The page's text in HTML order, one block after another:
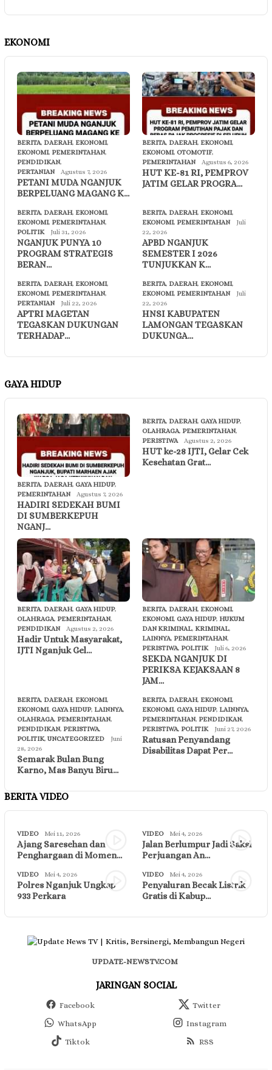
EKONOMI
BERITA, DAERAH, EKONOMI,
EKONOMI, PEMERINTAHAN,
PENDIDIKAN,
PERTANIAN
Agustus 7, 2026
PETANI MUDA NGANJUK
BERPELUANG MAGANG K…
BERITA, DAERAH, EKONOMI,
EKONOMI, OTOMOTIF,
PEMERINTAHAN
Agustus 6, 2026
HUT KE-81 RI, PEMPROV
JATIM GELAR PROGRA…
BERITA, DAERAH, EKONOMI,
EKONOMI, PEMERINTAHAN,
POLITIK
Juli 31, 2026
NGANJUK PUNYA 10
PROGRAM STRATEGIS
BERAN…
BERITA, DAERAH, EKONOMI,
EKONOMI, PEMERINTAHAN
Juli
22, 2026
APBD NGANJUK
SEMESTER I 2026
TUNJUKKAN K…
BERITA, DAERAH, EKONOMI,
EKONOMI, PEMERINTAHAN,
PERTANIAN
Juli 22, 2026
APTRI MAGETAN
TEGASKAN DUKUNGAN
TERHADAP…
BERITA, DAERAH, EKONOMI,
EKONOMI, PEMERINTAHAN
Juli
22, 2026
HNSI KABUPATEN
LAMONGAN TEGASKAN
DUKUNGA…
GAYA HIDUP
BERITA, DAERAH, GAYA HIDUP,
PEMERINTAHAN
Agustus 7, 2026
HADIRI SEDEKAH BUMI
DI SUMBERKEPUH
NGANJ…
BERITA, DAERAH, GAYA HIDUP,
OLAHRAGA, PEMERINTAHAN,
PERISTIWA
Agustus 2, 2026
HUT ke-28 IJTI, Gelar Cek
Kesehatan Grat…
BERITA, DAERAH, GAYA HIDUP,
OLAHRAGA, PEMERINTAHAN,
PENDIDIKAN
Agustus 2, 2026
Hadir Untuk Masyarakat,
IJTI Nganjuk Gel…
BERITA, DAERAH, EKONOMI,
EKONOMI, GAYA HIDUP, HUKUM
DAN KRIMINAL, KRIMINAL,
LAINNYA, PEMERINTAHAN,
PERISTIWA, POLITIK Juli 6, 2026
SEKDA NGANJUK DI
PERIKSA KEJAKSAAN 8
JAM…
BERITA, DAERAH, EKONOMI,
EKONOMI, GAYA HIDUP, LAINNYA,
OLAHRAGA, PEMERINTAHAN,
PENDIDIKAN, PERISTIWA,
POLITIK, UNCATEGORIZED
Juni
28, 2026
Semarak Bulan Bung
Karno, Mas Banyu Biru…
BERITA, DAERAH, EKONOMI,
EKONOMI, GAYA HIDUP, LAINNYA,
PEMERINTAHAN, PENDIDIKAN,
PERISTIWA, POLITIK Juni 27, 2026
Ratusan Penyandang
Disabilitas Dapat Per…
BERITA VIDEO
VIDEO Mei 11, 2026
Ajang Saresehan dan
Penghargaan di Momen…
VIDEO Mei 4, 2026
Jalan Berlumpur Jadi Saksi
Perjuangan An…
VIDEO Mei 4, 2026
Polres Nganjuk Ungkap
933 Perkara
VIDEO Mei 4, 2026
Penyaluran Becak Listrik
Gratis di Kabup…
UPDATE-NEWSTV.COM
JARINGAN SOCIAL
Facebook
Twitter
WhatsApp
Instagram
Tiktok
RSS